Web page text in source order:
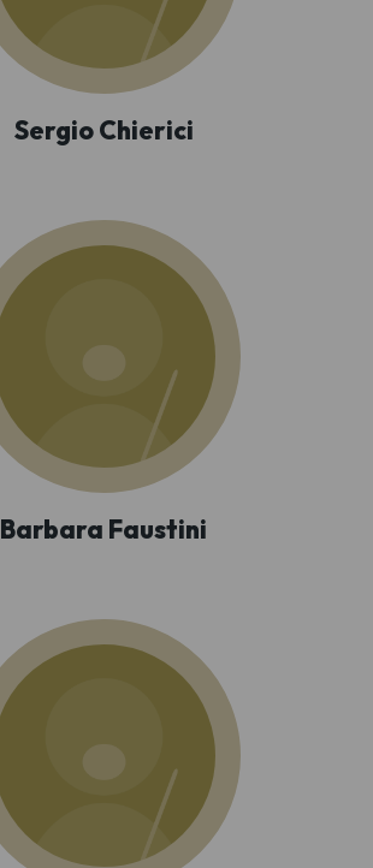
Sergio Chierici
Barbara Faustini